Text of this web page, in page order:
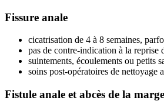
Fissure anale
cicatrisation de 4 à 8 semaines,
pas de contre-indication à la reprise
suintements, écoulements ou petits
soins post-opératoires de nettoyage
Fistule anale et abcès de la